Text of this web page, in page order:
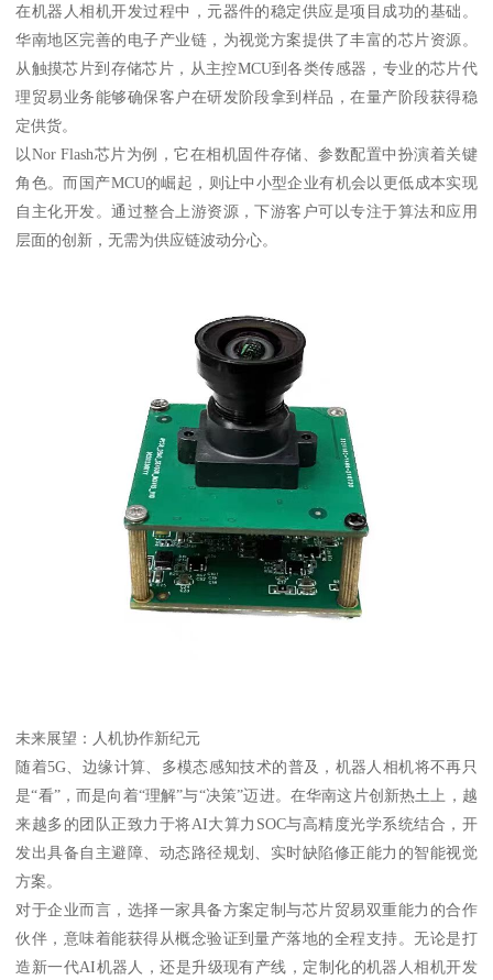
在机器人相机开发过程中，元器件的稳定供应是项目成功的基础。
华南地区完善的电子产业链，为视觉方案提供了丰富的芯片资源。
从触摸芯片到存储芯片，从主控MCU到各类传感器，专业的芯片代
理贸易业务能够确保客户在研发阶段拿到样品，在量产阶段获得稳
定供货。
以Nor Flash芯片为例，它在相机固件存储、参数配置中扮演着关键
角色。而国产MCU的崛起，则让中小型企业有机会以更低成本实现
自主化开发。通过整合上游资源，下游客户可以专注于算法和应用
层面的创新，无需为供应链波动分心。
未来展望：人机协作新纪元
随着5G、边缘计算、多模态感知技术的普及，机器人相机将不再只
是“看”，而是向着“理解”与“决策”迈进。在华南这片创新热土上，越
来越多的团队正致力于将AI大算力SOC与高精度光学系统结合，开
发出具备自主避障、动态路径规划、实时缺陷修正能力的智能视觉
方案。
对于企业而言，选择一家具备方案定制与芯片贸易双重能力的合作
伙伴，意味着能获得从概念验证到量产落地的全程支持。无论是打
造新一代AI机器人，还是升级现有产线，定制化的机器人相机开发